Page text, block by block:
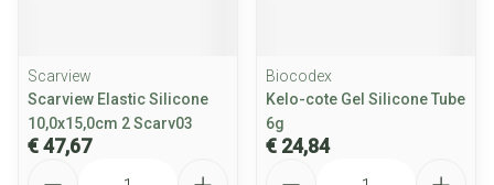
Scarview
Scarview Elastic Silicone
10,0x15,0cm 2 Scarv03
€ 47,67
Biocodex
Kelo-cote Gel Silicone Tube
6g
€ 24,84